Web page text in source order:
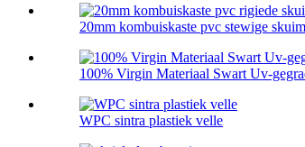
20mm kombuiskaste pvc stewige
100% Virgin Materiaal Swart Uv-
WPC sintra plastiek velle